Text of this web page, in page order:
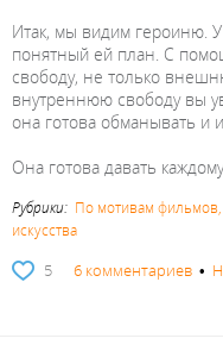
Итак, мы видим героиню.
понятный ей план. С
свободу, не только
внутреннюю свободу вы
она готова обманывать и
Она готова давать
Рубрики: По мотивам
искусства
5 6 комментариев •